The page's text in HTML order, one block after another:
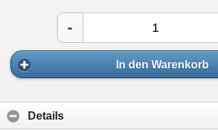
-
In den Warenkorb
Details